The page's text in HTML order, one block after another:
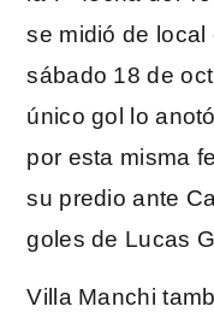
se midió de local
sábado 18 de
único gol lo
por esta misma
su predio ante
goles de Lucas
Villa Manchi